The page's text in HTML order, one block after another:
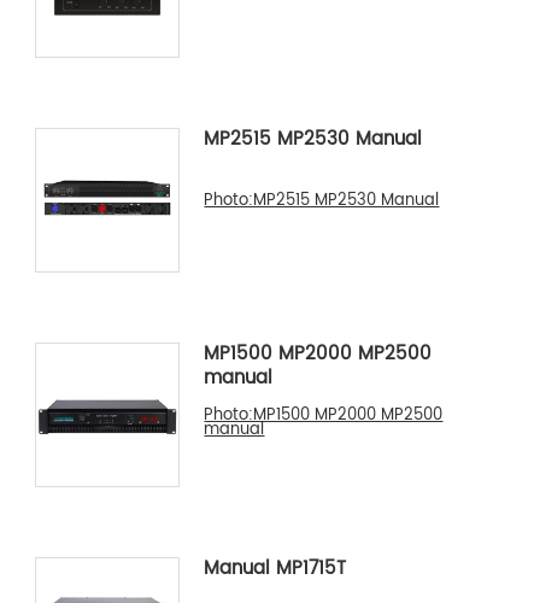
MP2515 MP2530 Manual
Photo:MP2515 MP2530 Manual
MP1500 MP2000 MP2500
manual
Photo:MP1500 MP2000 MP2500
manual
Manual MP1715T